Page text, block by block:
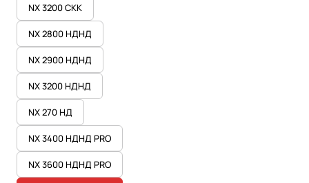
NX 3200 СКК
NX 2800 НДНД
NX 2900 НДНД
NX 3200 НДНД
NX 270 НД
NX 3400 НДНД PRO
NX 3600 НДНД PRO